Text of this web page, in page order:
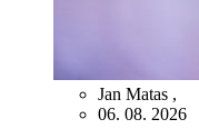
Jan Matas ,
06. 08. 2026